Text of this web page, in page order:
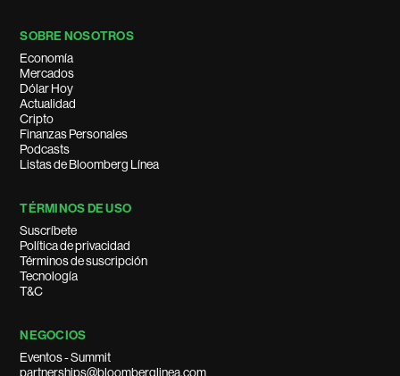
SOBRE NOSOTROS
Economía
Mercados
Dólar Hoy
Actualidad
Cripto
Finanzas Personales
Podcasts
Listas de Bloomberg Línea
TÉRMINOS DE USO
Suscríbete
Política de privacidad
Términos de suscripción
Tecnología
T&C
NEGOCIOS
Eventos - Summit
partnerships@bloomberglinea.com